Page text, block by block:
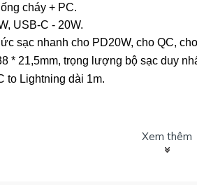
cháy + PC.
USB-C - 20W.
sạc nhanh cho PD20W, cho QC,
* 21,5mm, trọng lượng bộ sạc duy
to Lightning dài 1m.
Xem thêm